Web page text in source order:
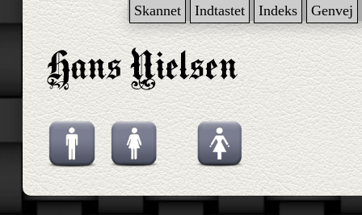
Skannet Indtastet Indeks Genvej